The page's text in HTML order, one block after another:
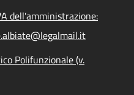
dell'amministrazione:
Polifunzionale (v.